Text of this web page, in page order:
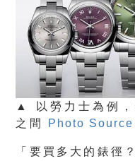
▲ 以勞力士為例
之間
Photo Source
「要買多大的錶徑